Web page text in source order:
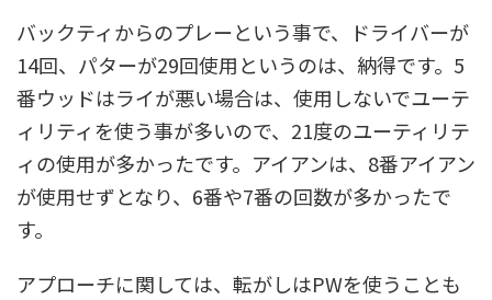
バックティからのプレーという事で、ドライバーが
14回、パターが29回使用というのは、納得です。5
番ウッドはライが悪い場合は、使用しないでユーテ
ィリティを使う事が多いので、21度のユーティリテ
ィの使用が多かったです。アイアンは、8番アイアン
が使用せずとなり、6番や7番の回数が多かったで
す。
アプローチに関しては、転がしはPWを使うことも